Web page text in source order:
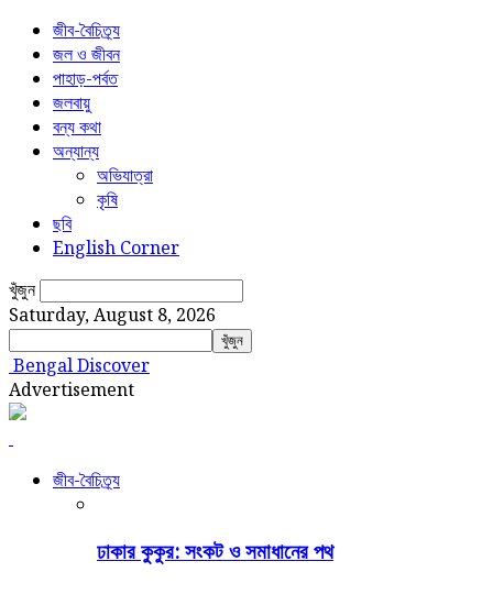
জীব-বৈচিত্র্য
জল ও জীবন
পাহাড়-পর্বত
জলবায়ু
বন্য কথা
অন্যান্য
অভিযাত্রা
কৃষি
ছবি
English Corner
খুঁজুন
Saturday, August 8, 2026
Bengal Discover
Advertisement
জীব-বৈচিত্র্য
ঢাকার কুকুর: সংকট ও সমাধানের পথ